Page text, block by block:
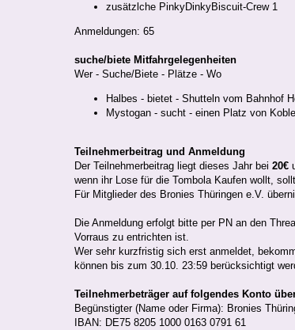
zusätzlche PinkyDinkyBiscuit-Crew 1
Anmeldungen: 65
suche/biete Mitfahrgelegenheiten
Wer - Suche/Biete - Plätze - Wo
Halbes - bietet - Shutteln vom Bahnhof
Mystogan - sucht - einen Platz von
Teilnehmerbeitrag und Anmeldung
Der Teilnehmerbeitrag liegt dieses Jahr bei 20€
wenn ihr Lose für die Tombola Kaufen wollt,
Für Mitglieder des Bronies Thüringen e.V.
Die Anmeldung erfolgt bitte per PN an den
Vorraus zu entrichten ist.
Wer sehr kurzfristig sich erst anmeldet,
können bis zum 30.10. 23:59 berücksichtigt
Teilnehmerbeträger auf folgendes Konto
Begünstigter (Name oder Firma): Bronies
IBAN: DE75 8205 1000 0163 0791 61